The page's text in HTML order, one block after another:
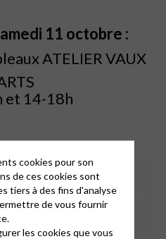
11 octobre :
ATELIER VAUX
ARTS
et 14-18h
cookies pour son
de ces cookies sont
tiers à des fins d'analyse
de vous fournir
les cookies que vous